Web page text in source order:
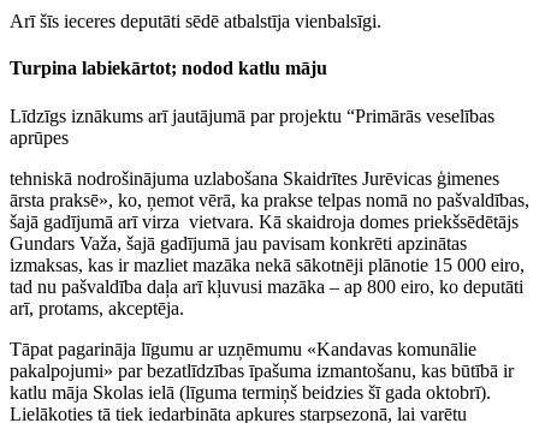
Arī šīs ieceres deputāti sēdē atbalstīja vienbalsīgi.
Turpina labiekārtot; nodod katlu māju
Līdzīgs iznākums arī jautājumā par projektu “Primārās veselības
aprūpes
tehniskā nodrošinājuma uzlabošana Skaidrītes Jurēvicas ģimenes
ārsta praksē», ko, ņemot vērā, ka prakse telpas nomā no pašvaldības,
šajā gadījumā arī virza vietvara. Kā skaidroja domes priekšsēdētājs
Gundars Važa, šajā gadījumā jau pavisam konkrēti apzinātas
izmaksas, kas ir mazliet mazāka nekā sākotnēji plānotie 15 000 eiro,
tad nu pašvaldība daļa arī kļuvusi mazāka – ap 800 eiro, ko deputāti
arī, protams, akceptēja.
Tāpat pagarināja līgumu ar uzņēmumu «Kandavas komunālie
pakalpojumi» par bezatlīdzības īpašuma izmantošanu, kas būtībā ir
katlu māja Skolas ielā (līguma termiņš beidzies šī gada oktobrī).
Lielākoties tā tiek iedarbināta apkures starpsezonā, lai varētu